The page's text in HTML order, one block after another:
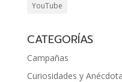
YouTube
CATEGORÍAS
Campañas
Curiosidades y